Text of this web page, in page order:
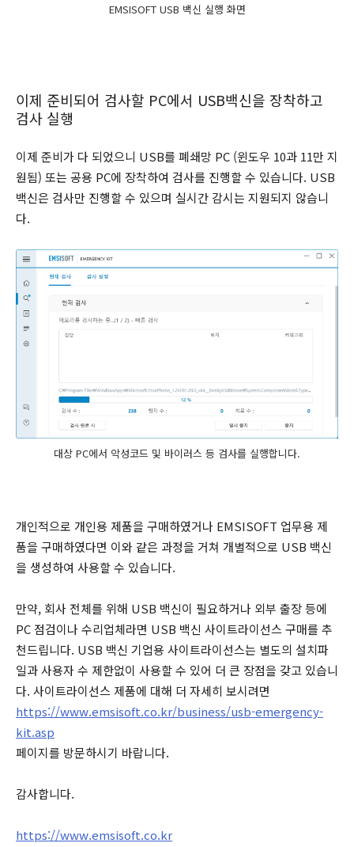
EMSISOFT USB 백신 실행 화면
이제 준비되어 검사할 PC에서 USB백신을 장착하고
검사 실행
이제 준비가 다 되었으니 USB를 폐쇄망 PC (윈도우 10과 11만 지
원됨) 또는 공용 PC에 장착하여 검사를 진행할 수 있습니다. USB
백신은 검사만 진행할 수 있으며 실시간 감시는 지원되지 않습니
다.
대상 PC에서 악성코드 및 바이러스 등 검사를 실행합니다.
개인적으로 개인용 제품을 구매하였거나 EMSISOFT 업무용 제
품을 구매하였다면 이와 같은 과정을 거쳐 개별적으로 USB 백신
을 생성하여 사용할 수 있습니다.
만약, 회사 전체를 위해 USB 백신이 필요하거나 외부 출장 등에
PC 점검이나 수리업체라면 USB 백신 사이트라이선스 구매를 추
천드립니다. USB 백신 기업용 사이트라이선스는 별도의 설치파
일과 사용자 수 제한없이 사용할 수 있어 더 큰 장점을 갖고 있습니
다. 사이트라이선스 제품에 대해 더 자세히 보시려면
https://www.emsisoft.co.kr/business/usb-emergency-
kit.asp
페이지를 방문하시기 바랍니다.
감사합니다.
https://www.emsisoft.co.kr